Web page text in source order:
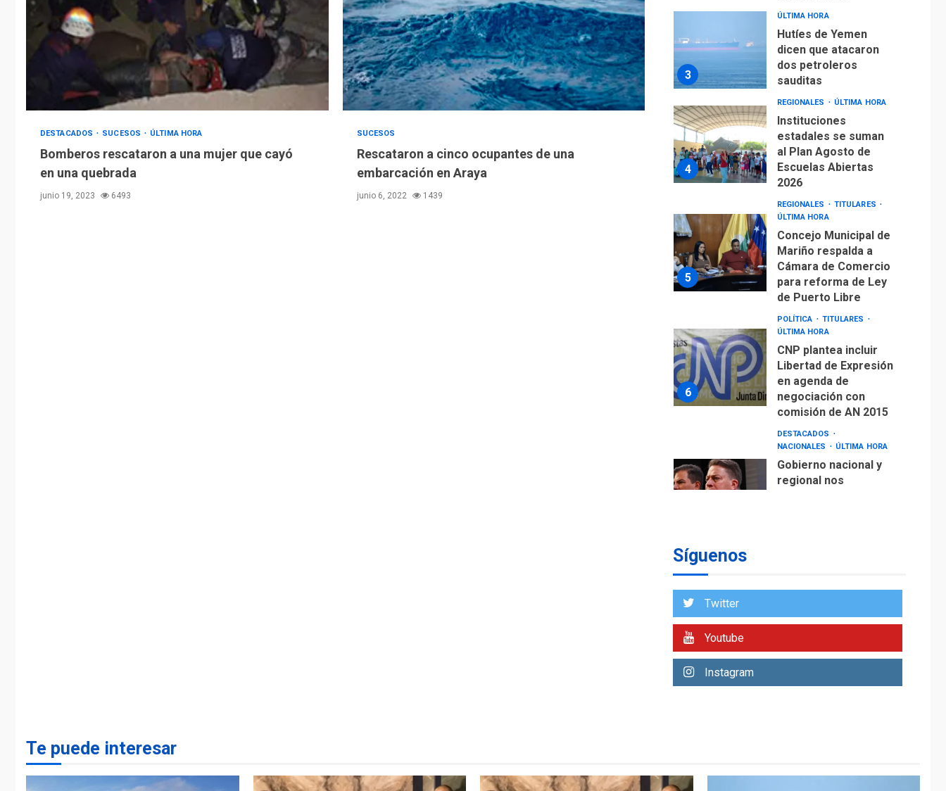
DESTACADOS SUCESOS ÚLTIMA HORA
Bomberos rescataron a una mujer que cayó
en una quebrada
junio 19, 2023 6493
SUCESOS
Rescataron a cinco ocupantes de una
embarcación en Araya
junio 6, 2022 1439
3
ÚLTIMA HORA
Hutíes de Yemen
dicen que atacaron
dos petroleros
sauditas
4
REGIONALES ÚLTIMA HORA
Instituciones
estadales se suman
al Plan Agosto de
Escuelas Abiertas
2026
5
REGIONALES
TITULARES
ÚLTIMA HORA
Concejo Municipal de
Mariño respalda a
Cámara de Comercio
para reforma de Ley
de Puerto Libre
6
POLÍTICA
TITULARES
ÚLTIMA HORA
CNP plantea incluir
Libertad de Expresión
en agenda de
negociación con
comisión de AN 2015
DESTACADOS
NACIONALES
ÚLTIMA HORA
Gobierno nacional y
regional nos
1
ÚLTIMA HORA
operaciones de carga
Aeropuerto de
Síguenos
Twitter
Youtube
Instagram
Te puede interesar